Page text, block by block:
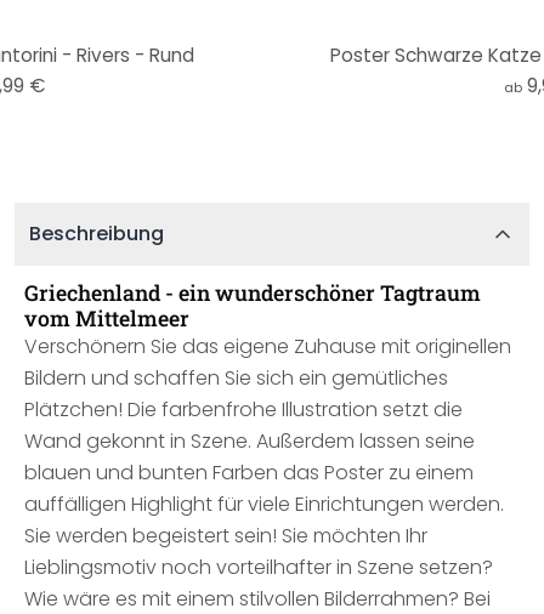
- Rivers - Rund
€
Poster Schwarze
ab
Beschreibung
Griechenland - ein wunderschöner Tagtraum
vom Mittelmeer
Verschönern Sie das eigene Zuhause mit originellen
Bildern und schaffen Sie sich ein gemütliches
Plätzchen! Die farbenfrohe Illustration setzt die
Wand gekonnt in Szene. Außerdem lassen seine
blauen und bunten Farben das Poster zu einem
auffälligen Highlight für viele Einrichtungen werden.
Sie werden begeistert sein! Sie möchten Ihr
Lieblingsmotiv noch vorteilhafter in Szene setzen?
Wie wäre es mit einem stilvollen Bilderrahmen? Bei